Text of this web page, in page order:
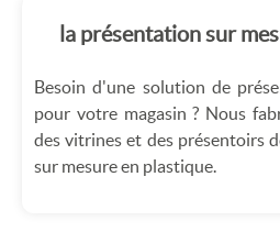
la présentation sur
Besoin d'une solution de
pour votre magasin ? Nous
des vitrines et des présentoirs
sur mesure en plastique.